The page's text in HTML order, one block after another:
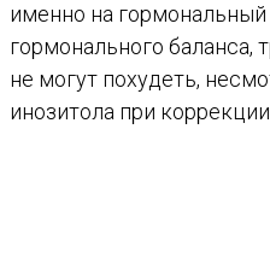
именно на
гормонального
не могут похудеть,
инозитола при